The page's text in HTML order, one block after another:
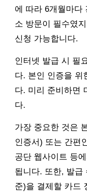
에 따라 6개월마다
소 방문이 필수였
신청 가능합니다.
인터넷 발급 시 필
다. 본인 인증을 위
다. 미리 준비하면
다.
가장 중요한 것은
인증서) 또는 간편
공단 웹사이트 등
됩니다. 또한, 발급
준)을 결제할 카드